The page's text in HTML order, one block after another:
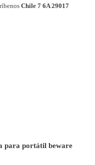
Chile 7 6A 29017
para portátil beware